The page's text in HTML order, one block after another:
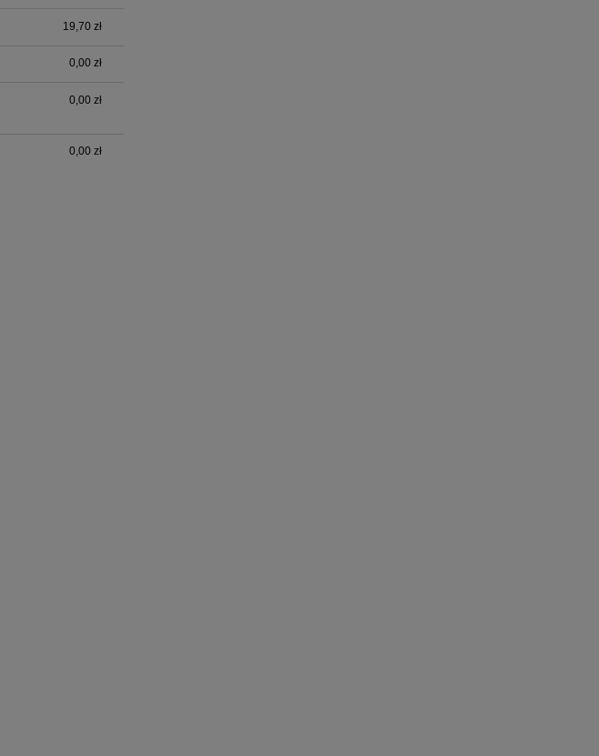
19,70 zł
0,00 zł
0,00 zł
0,00 zł